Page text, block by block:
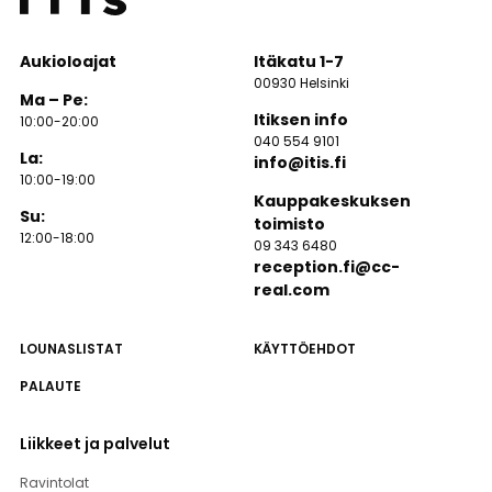
LOUNASLISTAT
KÄYTTÖEHDOT
PALAUTE
Liikkeet ja palvelut
Ravintolat
Aukioloajat
Ma – Pe:
10:00-20:00
La:
10:00-19:00
Su:
12:00-18:00
Itäkatu 1-7
00930 Helsinki
Itiksen info
040 554 9101
info@itis.fi
Kauppakeskuksen
toimisto
09 343 6480
reception.fi@cc-
real.com